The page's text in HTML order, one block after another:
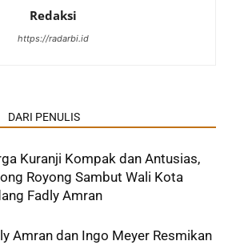
Redaksi
https://radarbi.id
DARI PENULIS
Kuranji Kompak dan Antusias,
Royong Sambut Wali Kota
Fadly Amran
Amran dan Ingo Meyer Resmikan